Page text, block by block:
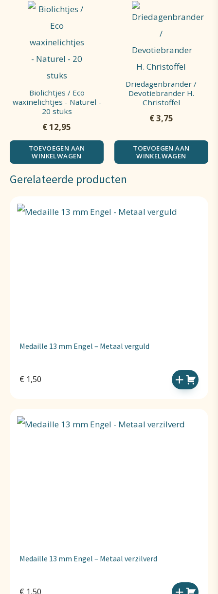
Biolichtjes / Eco
waxinelichtjes - Naturel -
20 stuks
€12,95
TOEVOEGEN AAN
WINKELWAGEN
Driedagenbrander /
Devotiebrander H.
Christoffel
€3,75
TOEVOEGEN AAN
WINKELWAGEN
Gerelateerde producten
Medaille 13 mm Engel – Metaal verguld
€ 1,50
Medaille 13 mm Engel – Metaal verzilverd
€ 1,50